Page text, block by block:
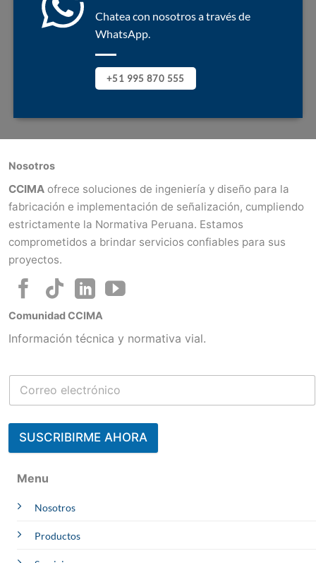
Chatea con nosotros a través de
WhatsApp.
+51 995 870 555
Nosotros
CCIMA ofrece soluciones de ingeniería y diseño para la
fabricación e implementación de señalización, cumpliendo
estrictamente la Normativa Peruana. Estamos
comprometidos a brindar servicios confiables para sus
proyectos.
Menu
Nosotros
Productos
Comunidad CCIMA
Información técnica y normativa vial.
SUSCRIBIRME AHORA